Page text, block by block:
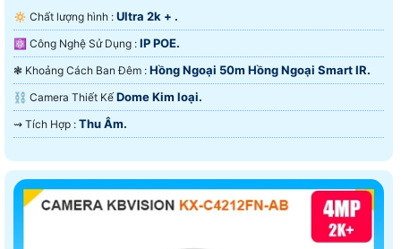
🔅 Chất lượng hình : Ultra 2k + .
⚛️ Công Nghệ Sử Dụng : IP POE.
❃ Khoảng Cách Ban Đêm : Hồng Ngoại 50m Hồng Ngoại Smart IR.
⛓ Camera Thiết Kế Dome Kim loại.
️⇝ Tích Hợp : Thu Âm.